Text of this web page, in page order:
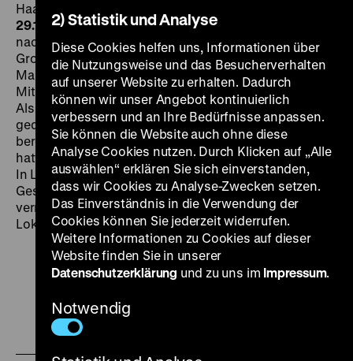
Haack, Rolf Wenkhaus, Rudolf Biebrach, 72’
29.10. um 12 UhrEmil Tischbein fährt von der Provinz
nach Berlin, um die großen Ferien bei seiner
Großmutter zu verbringen. Nachdem ihm im Zug 140
Mark gestohlen werden, gelingt es ihm durch die
Mithilfe Gleichaltriger, den Dieb dingfest zu machen.
Als
Emil und die Detektive1931 als früher Tonfilm
gedreht wurde, war Kästners gleichnamiger Roman
bereits ein millionenfach verkaufter Bestseller und
hatte auch als Bühnenversion große Erfolge gefeiert.
In Lamprechts Film verbindet sich das packende
Geschehen um Solidarität und die Kraft der
vermeintlich Schwachen mit einzigartigem Berliner
Lokalkolorit. (cl)
Zu
2) Statistik und Analyse
Diese Cookies helfen uns, Informationen über
die Nutzungsweise und das Besucherverhalten
auf unserer Website zu erhalten. Dadurch
können wir unser Angebot kontinuierlich
verbessern und an Ihre Bedürfnisse anpassen.
Sie können die Website auch ohne diese
Analyse Cookies nutzen. Durch Klicken auf „Alle
auswählen“ erklären Sie sich einverstanden,
dass wir Cookies zu Analyse-Zwecken setzen.
Das Einverständnis in die Verwendung der
Cookies können Sie jederzeit widerrufen.
Weitere Informationen zu Cookies auf dieser
Website finden Sie in unserer
Datenschutzerklärung und zu uns im Impressum.
Notwendig